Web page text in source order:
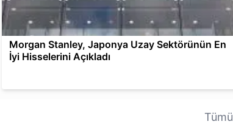
Morgan Stanley, Japonya Uzay Sektörünün En
İyi Hisselerini Açıkladı
Tümü